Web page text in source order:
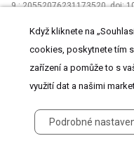
9 : 20552076231173520. doi:
15. Vitková M. Kvalita života
2016; 13(6): 248 –⁠ 250.
adults with multiple
10(11): e041249. doi: 10.1136/
Life Inventory: a user’s
Sclerosis Society,
Když kliknete na
cookies, poskytnete tím
zařízení a pomůže to s
využití dat a našimi
Podrobné